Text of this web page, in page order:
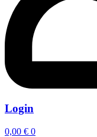
Login
0,00 € 0